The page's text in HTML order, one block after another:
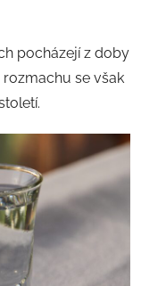
pocházejí z doby
se však